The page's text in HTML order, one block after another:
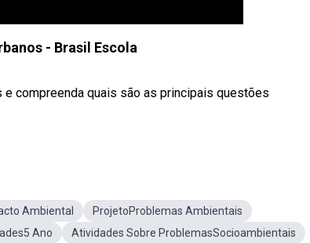
- Brasil Escola
compreenda quais são as principais questões
Ambiental
ProjetoProblemas Ambientais
Ano
Atividades Sobre ProblemasSocioambientais